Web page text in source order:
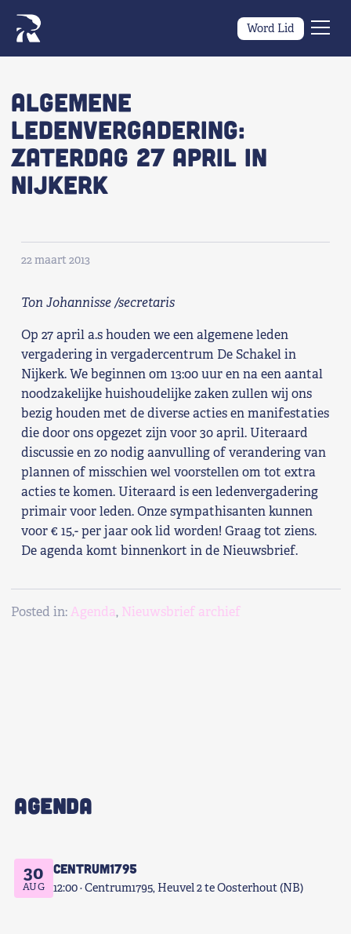
Word Lid
Zoeken
naar:
Wat we willen
Wie we zijn
Nieuws
Agenda
Shop
Contact
Voor leden
Word Lid
Algemene
Ledenvergadering:
zaterdag 27 april in
Nijkerk
22 maart 2013
Ton Johannisse /secretaris
Op 27 april a.s houden we een algemene leden
vergadering in vergadercentrum De Schakel in
Nijkerk. We beginnen om 13:00 uur en na een aantal
noodzakelijke huishoudelijke zaken zullen wij ons
bezig houden met de diverse acties en manifestaties
die door ons opgezet zijn voor 30 april. Uiteraard
discussie en zo nodig aanvulling of verandering van
plannen of misschien wel voorstellen om tot extra
acties te komen. Uiteraard is een ledenvergadering
primair voor leden. Onze sympathisanten kunnen
voor € 15,- per jaar ook lid worden! Graag tot ziens.
De agenda komt binnenkort in de Nieuwsbrief.
Posted in:Agenda, Nieuwsbrief archief
AGENDA
30
AUG
Centrum1795
12:00 Centrum1795, Heuvel 2 te Oosterhout (NB)